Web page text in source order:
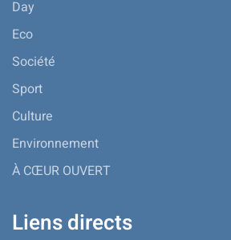
Day
Eco
Société
Sport
Culture
Environnement
À CŒUR OUVERT
Liens directs